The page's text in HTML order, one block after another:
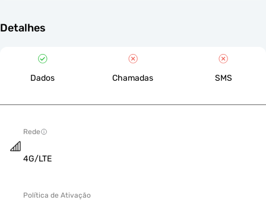
Detalhes
Dados Chamadas SMS
Rede
4G/LTE
Política de Ativação